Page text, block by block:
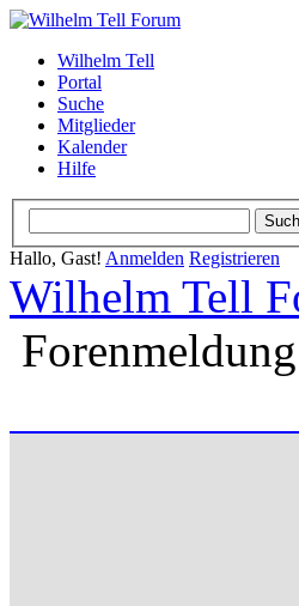
Wilhelm Tell
Portal
Suche
Mitglieder
Kalender
Hilfe
Hallo, Gast! Anmelden Registrieren
Wilhelm Tell
Forenmeldung